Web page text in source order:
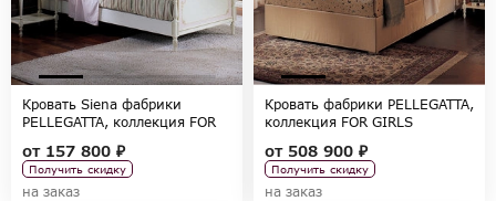
Кровать Siena фабрики
PELLEGATTA, коллекция FOR
от157 800 ₽
Получить скидку
на заказ
Кровать фабрики PELLEGATTA,
коллекция FOR GIRLS
от508 900 ₽
Получить скидку
на заказ